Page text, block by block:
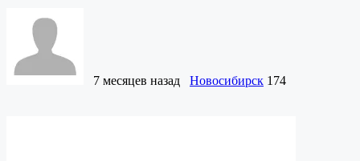
7 месяцев назад Новосибирск 174